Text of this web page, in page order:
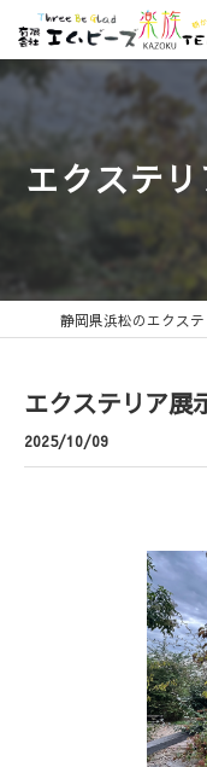
エクステ
エクステリア展
2025/10/09